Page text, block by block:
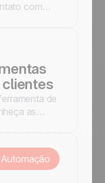
com
de
as